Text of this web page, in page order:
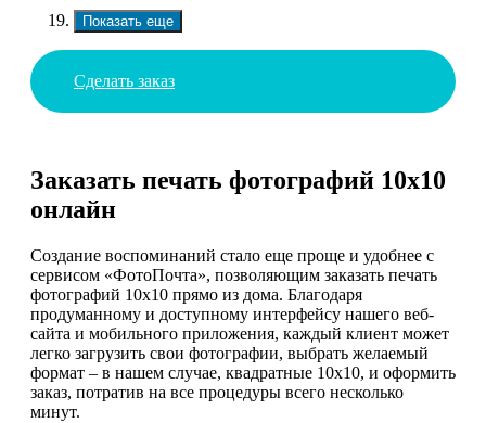
Показать еще
Сделать заказ
Заказать печать фотографий 10х10
онлайн
Создание воспоминаний стало еще проще и удобнее с
сервисом «ФотоПочта», позволяющим заказать печать
фотографий 10х10 прямо из дома. Благодаря
продуманному и доступному интерфейсу нашего веб-
сайта и мобильного приложения, каждый клиент может
легко загрузить свои фотографии, выбрать желаемый
формат – в нашем случае, квадратные 10х10, и оформить
заказ, потратив на все процедуры всего несколько
минут.